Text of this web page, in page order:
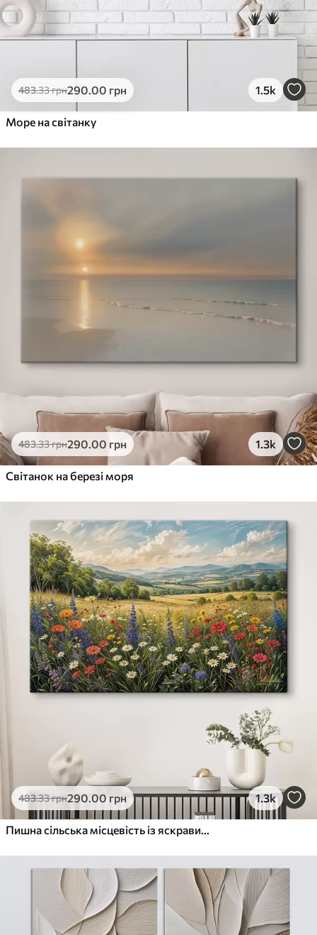
483.33грн290.00 грн 1.5k
Море на світанку
483.33грн290.00 грн 1.3k
Світанок на березі моря
483.33грн290.00 грн 1.3k
Пишна сільська місцевість із яскравим лугом диких квітів, наповненим різнокольоровими квітами під хмарним небом